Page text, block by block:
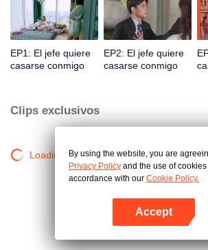
EP1: El jefe quiere
casarse conmigo
EP2: El jefe quiere
casarse conmigo
Clips exclusivos
Loading…By using the website, you are
Privacy Policy and the use of cookies
accordance with our Cookie Policy.
Accept